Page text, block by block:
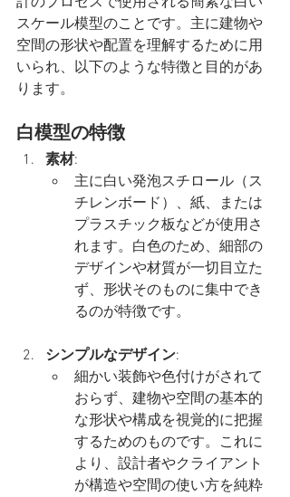
スケール模型のことです。主に建物や
空間の形状や配置を理解するために用
いられ、以下のような特徴と目的があ
ります。
白模型の特徴
素材:
主に白い発泡スチロール（ス
チレンボード）、紙、または
プラスチック板などが使用さ
れます。白色のため、細部の
デザインや材質が一切目立た
ず、形状そのものに集中でき
るのが特徴です。
シンプルなデザイン:
細かい装飾や色付けがされて
おらず、建物や空間の基本的
な形状や構成を視覚的に把握
するためのものです。これに
より、設計者やクライアント
が構造や空間の使い方を純粋